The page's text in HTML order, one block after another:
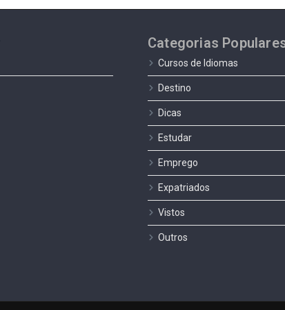
Categorias
Cursos de Idiomas
Destino
Dicas
Estudar
Emprego
Expatriados
Vistos
Outros